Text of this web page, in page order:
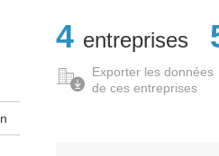
4 entreprises
Exporter les données
de ces entreprises